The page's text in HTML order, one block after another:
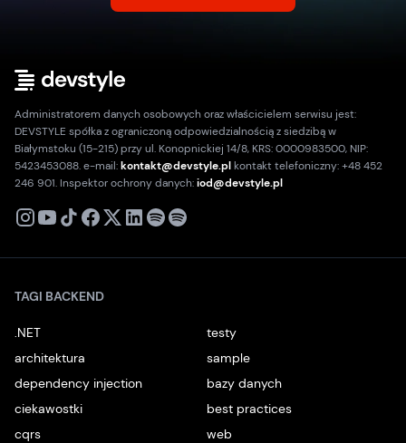
Administratorem danych osobowych oraz właścicielem serwisu jest:
DEVSTYLE spółka z ograniczoną odpowiedzialnością z siedzibą w
Białymstoku (15-215) przy ul. Konopnickiej 14/8, KRS: 0000983500, NIP:
5423453088. e-mail:kontakt@devstyle.plkontakt telefoniczny: +48 452
246 901. Inspektor ochrony danych:iod@devstyle.pl
X
TAGI BACKEND
.NET
testy
architektura
sample
dependency injection
bazy danych
ciekawostki
best practices
cqrs
web